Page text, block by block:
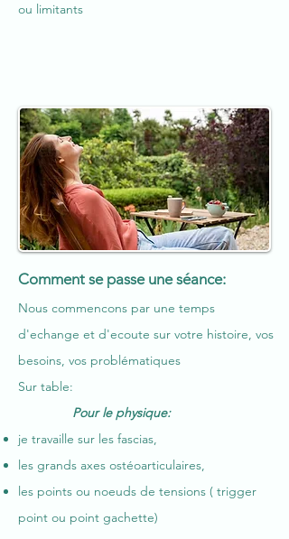
ou limitants
Comment se passe une séance:
Nous commencons par une temps
d'echange et d'ecoute sur votre histoire, vos
besoins, vos problématiques
Sur table:
Pour le physique:
je travaille sur les fascias,
les grands axes ostéoarticulaires,
les points ou noeuds de tensions ( trigger
point ou point gachette)